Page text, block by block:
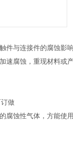
件与连接件的腐蚀影
腐蚀，重现材料或
做
腐蚀性气体，方能使用